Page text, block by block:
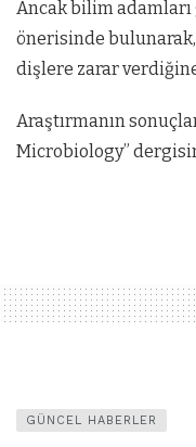
Ancak bilim
önerisinde
dişlere zarar
Araştırmanın
Microbiology”
GÜNCEL HABERLER